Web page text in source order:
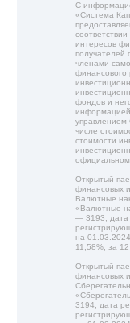
С
«Система
интересов
получателей
членами
фондов и
числе
стоимости
Открытый
финансовых
Валютные
«Валютные
— 3193, дата
на
11,58%, за
Открытый
финансовых
3194, дата